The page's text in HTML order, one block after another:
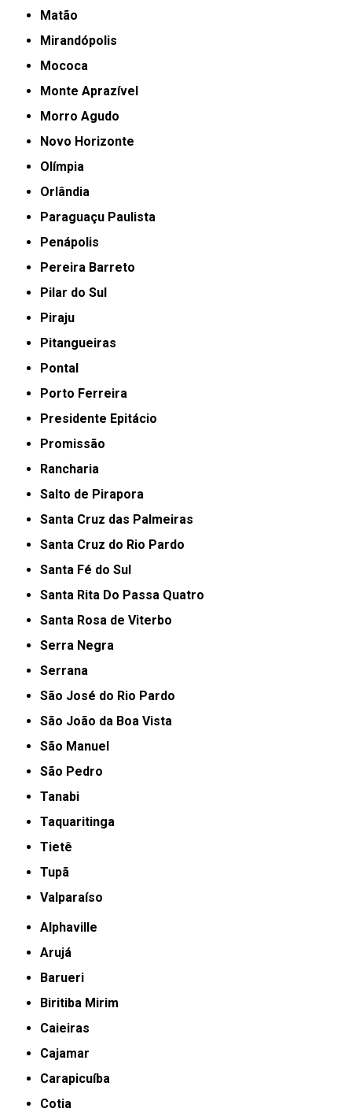
Matão
Mirandópolis
Mococa
Monte Aprazível
Morro Agudo
Novo Horizonte
Olímpia
Orlândia
Paraguaçu Paulista
Penápolis
Pereira Barreto
Pilar do Sul
Piraju
Pitangueiras
Pontal
Porto Ferreira
Presidente Epitácio
Promissão
Rancharia
Salto de Pirapora
Santa Cruz das Palmeiras
Santa Cruz do Rio Pardo
Santa Fé do Sul
Santa Rita Do Passa Quatro
Santa Rosa de Viterbo
Serra Negra
Serrana
São José do Rio Pardo
São João da Boa Vista
São Manuel
São Pedro
Tanabi
Taquaritinga
Tietê
Tupã
Valparaíso
Alphaville
Arujá
Barueri
Biritiba Mirim
Caieiras
Cajamar
Carapicuíba
Cotia